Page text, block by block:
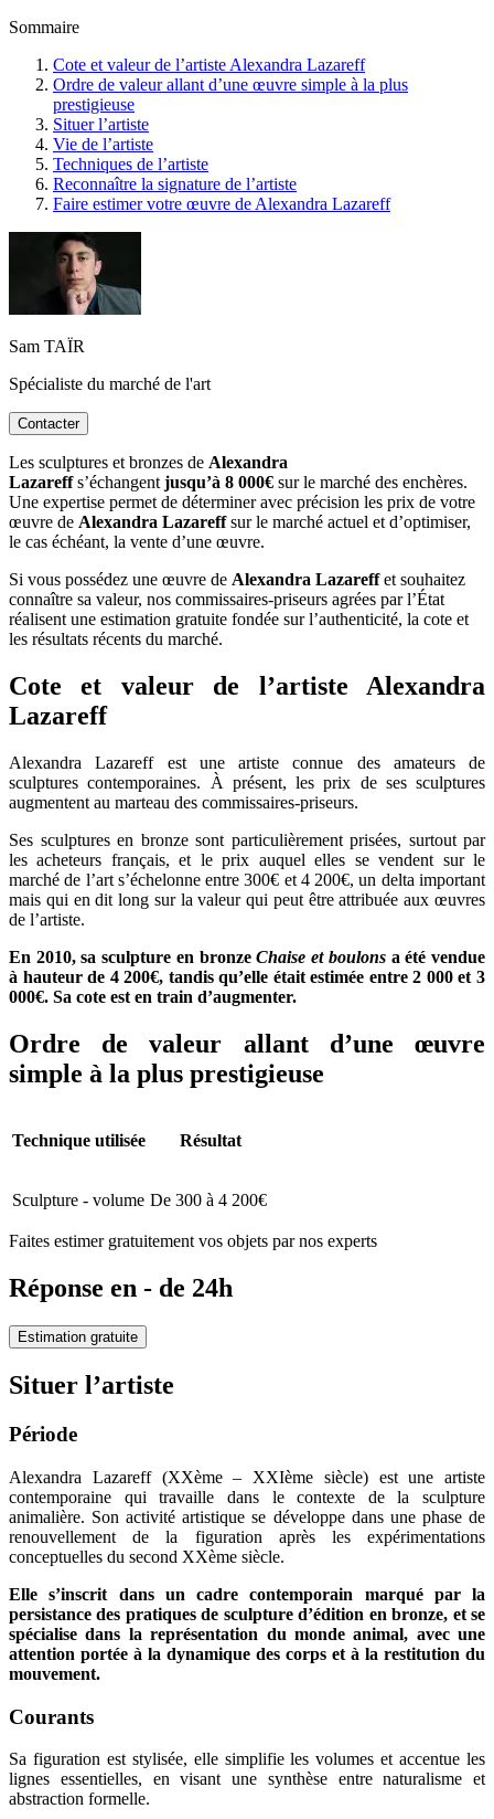
Sommaire
Cote et valeur de l’artiste Alexandra Lazareff
Ordre de valeur allant d’une œuvre simple à la plus
prestigieuse
Situer l’artiste
Vie de l’artiste
Techniques de l’artiste
Reconnaître la signature de l’artiste
Faire estimer votre œuvre de Alexandra Lazareff
Sam TAÏR
Spécialiste du marché de l'art
Contacter
Les sculptures et bronzes de Alexandra
Lazareffs’échangent jusqu’à 8 000€ sur le marché des enchères.
Une expertise permet de déterminer avec précision les prix de votre
œuvre de Alexandra Lazareffsur le marché actuel et d’optimiser,
le cas échéant, la vente d’une œuvre.
Si vous possédez une œuvre de Alexandra Lazareffet souhaitez
connaître sa valeur, nos commissaires-priseurs agrées par l’État
réalisent une estimation gratuite fondée sur l’authenticité, la cote et
les résultats récents du marché.
Cote et valeur de l’artiste Alexandra
Lazareff
Alexandra Lazareff est une artiste connue des amateurs de
sculptures contemporaines. À présent, les prix de ses sculptures
augmentent au marteau des commissaires-priseurs.
Ses sculptures en bronze sont particulièrement prisées, surtout par
les acheteurs français, et le prix auquel elles se vendent sur le
marché de l’art s’échelonne entre 300€ et 4 200€, un delta important
mais qui en dit long sur la valeur qui peut être attribuée aux œuvres
de l’artiste.
En 2010, sa sculpture en bronzeChaise et boulonsa été vendue
à hauteur de 4 200€, tandis qu’elle était estimée entre 2 000 et 3
000€. Sa cote est en train d’augmenter.
Ordre de valeur allant d’une œuvre
simple à la plus prestigieuse
Technique utilisée Résultat
Sculpture - volume De 300 à 4 200€
Faites estimer gratuitement vos objets par nos experts
Réponse en - de 24h
Estimation gratuite
Situer l’artiste
Période
Alexandra Lazareff (XXème – XXIème siècle) est une artiste
contemporaine qui travaille dans le contexte de la sculpture
animalière. Son activité artistique se développe dans une phase de
renouvellement de la figuration après les expérimentations
conceptuelles du second XXème siècle.
Elle s’inscrit dans un cadre contemporain marqué par la
persistance des pratiques de sculpture d’édition en bronze, et se
spécialise dans la représentation du monde animal, avec une
attention portée à la dynamique des corps et à la restitution du
mouvement.
Courants
Sa figuration est stylisée, elle simplifie les volumes et accentue les
lignes essentielles, en visant une synthèse entre naturalisme et
abstraction formelle.